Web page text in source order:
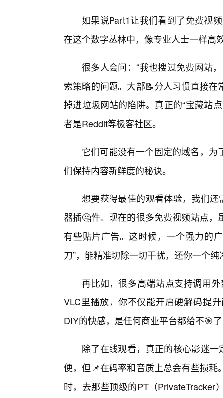
如果说Part1让我们看到了免费视
在这个数字丛林中，像专业人士一样高
很多人会问：“我也搜过免费网站
索策略的问题。大部📝分人习惯直接在
掉进垃圾网站的陷阱。真正的“宝藏站
者是Reddit等极客社区。
它们可能没有一个固定的域名，
们保持内容新鲜度的秘诀。
想要获得最佳的观看体验，我们还
器插🤔件。现在的很多免费视频站点
有些贴片广告。这时候，一个强力的
刀”，能精准切除一切干扰，还你一个
再比如，很多高端站点支持调用
VLC里播放，你不仅能开启硬解码提
DIY的快感，是任何商业平台都给不🎯
除了在线观看，真正的核心影迷一
便，但📌在码率和音质上总会有些损
时，去那些顶级的PT（PrivateTracker